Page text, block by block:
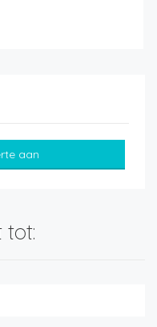
aan
tot: